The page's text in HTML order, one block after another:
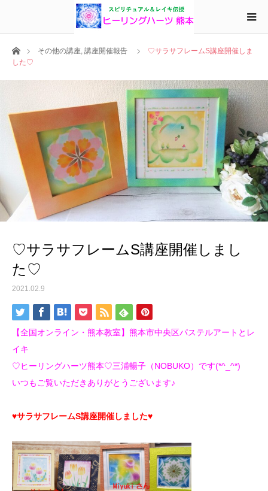
ホームその他の講座, 講座開催報告
♡サラサフレームS講座開催しま
した♡
♡サラサフレームS講座開催しまし
た♡
2021.02.9
【全国オンライン・熊本教室】熊本市中央区パステルアートとレ
イキ
♡ヒーリングハーツ熊本♡三浦暢子（NOBUKO）です(*^_^*)
いつもご覧いただきありがとうございます♪
♥サラサフレームS講座開催しました♥